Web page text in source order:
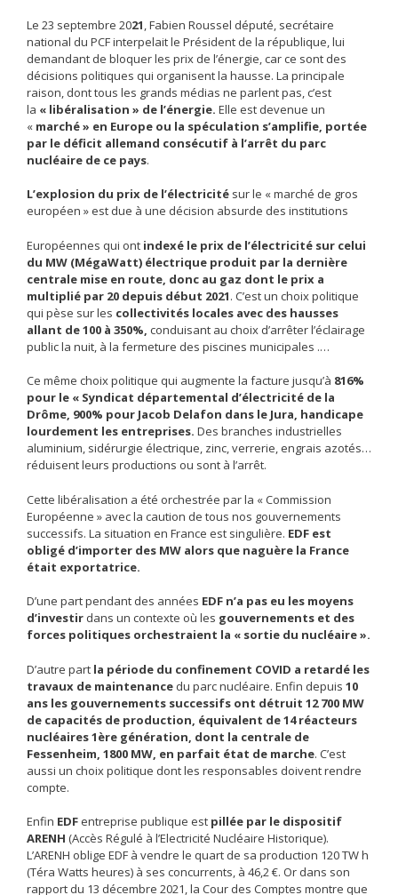
Le 23 septembre 2021 , Fabien Roussel député, secrétaire
national du PCF interpelait le Président de la république, lui
demandant de bloquer les prix de l’énergie, car ce sont des
décisions politiques qui organisent la hausse. La principale
raison, dont tous les grands médias ne parlent pas, c’est
la « libéralisation » de l’énergie. Elle est devenue un
« marché » en Europe ou la spéculation s’amplifie, portée
par le déficit allemand consécutif à l’arrêt du parc
nucléaire de ce pays.
L’explosion du prix de l’électricité sur le « marché de gros
européen » est due à une décision absurde des institutions
Européennes qui ont indexé le prix de l’électricité sur celui
du MW (MégaWatt) électrique produit par la dernière
centrale mise en route, donc au gaz dont le prix a
multiplié par 20 depuis début 2021. C’est un choix politique
qui pèse sur les collectivités locales avec des hausses
allant de 100 à 350%, conduisant au choix d’arrêter l’éclairage
public la nuit, à la fermeture des piscines municipales .…
Ce même choix politique qui augmente la facture jusqu’à 816%
pour le « Syndicat départemental d’électricité de la
Drôme, 900% pour Jacob Delafon dans le Jura, handicape
lourdement les entreprises. Des branches industrielles
aluminium, sidérurgie électrique, zinc, verrerie, engrais azotés…
réduisent leurs productions ou sont à l’arrêt.
Cette libéralisation a été orchestrée par la « Commission
Européenne » avec la caution de tous nos gouvernements
successifs. La situation en France est singulière. EDF est
obligé d’importer des MW alors que naguère la France
était exportatrice.
D’une part pendant des années EDF n’a pas eu les moyens
d’investir dans un contexte où les gouvernements et des
forces politiques orchestraient la « sortie du nucléaire ».
D’autre part la période du confinement COVID a retardé les
travaux de maintenance du parc nucléaire. Enfin depuis 10
ans les gouvernements successifs ont détruit 12 700 MW
de capacités de production, équivalent de 14 réacteurs
nucléaires 1ère génération, dont la centrale de
Fessenheim, 1800 MW, en parfait état de marche. C’est
aussi un choix politique dont les responsables doivent rendre
compte.
Enfin EDF entreprise publique est pillée par le dispositif
ARENH (Accès Régulé à l’Electricité Nucléaire Historique).
L’ARENH oblige EDF à vendre le quart de sa production 120 TW h
(Téra Watts heures) à ses concurrents, à 46,2 €. Or dans son
rapport du 13 décembre 2021, la Cour des Comptes montre que